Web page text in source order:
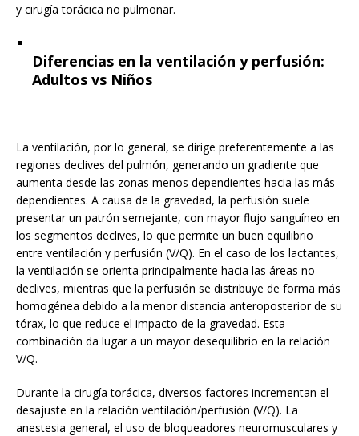
y cirugía torácica no pulmonar.
Diferencias en la ventilación y perfusión:
Adultos vs Niños
La ventilación, por lo general, se dirige preferentemente a las
regiones declives del pulmón, generando un gradiente que
aumenta desde las zonas menos dependientes hacia las más
dependientes. A causa de la gravedad, la perfusión suele
presentar un patrón semejante, con mayor flujo sanguíneo en
los segmentos declives, lo que permite un buen equilibrio
entre ventilación y perfusión (V/Q). En el caso de los lactantes,
la ventilación se orienta principalmente hacia las áreas no
declives, mientras que la perfusión se distribuye de forma más
homogénea debido a la menor distancia anteroposterior de su
tórax, lo que reduce el impacto de la gravedad. Esta
combinación da lugar a un mayor desequilibrio en la relación
V/Q.
Durante la cirugía torácica, diversos factores incrementan el
desajuste en la relación ventilación/perfusión (V/Q). La
anestesia general, el uso de bloqueadores neuromusculares y